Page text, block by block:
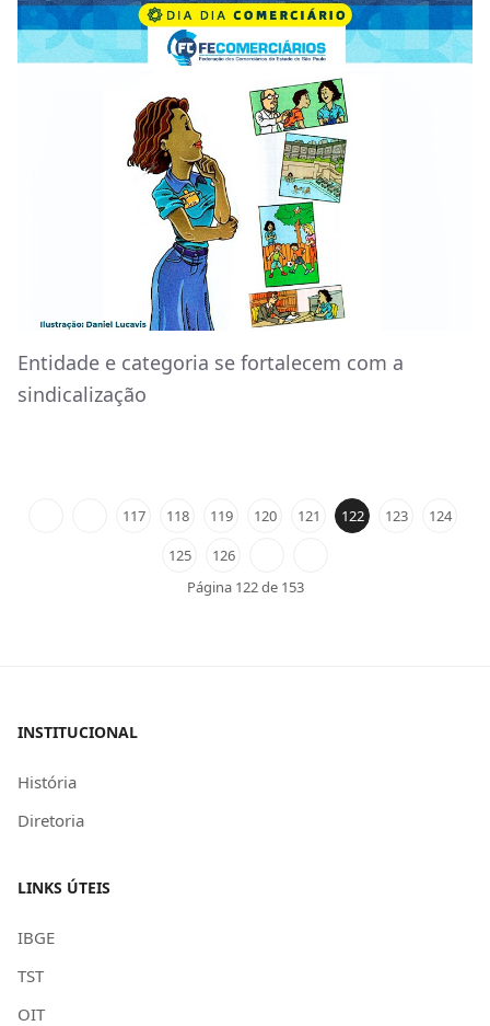
Entidade e categoria se fortalecem com a
sindicalização
117 118 119 120 121 122 123
124
125
126
Página 122 de 153
INSTITUCIONAL
História
Diretoria
LINKS ÚTEIS
IBGE
TST
OIT